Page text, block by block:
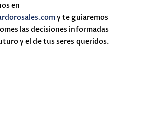
en
y te guiaremos
las decisiones informadas
y el de tus seres queridos.